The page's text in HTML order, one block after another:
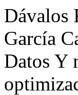
Dávalos
García
Datos Y